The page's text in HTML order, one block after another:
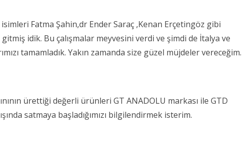
Fatma Şahin,dr Ender Saraç ,Kenan Erçetingöz gibi
idik. Bu çalışmalar meyvesini verdi ve şimdi de İtalya ve
tamamladık. Yakın zamanda size güzel müjdeler vereceğim.
ürettiği değerli ürünleri GT ANADOLU markası ile GTD
satmaya başladığımızı bilgilendirmek isterim.